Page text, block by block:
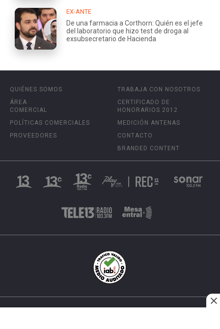
EX-ANTE
De una farmacia a Corthorn: Quién es el jefe
del laboratorio que hizo test de droga al
exsubsecretario de Hacienda
QUIÉNES SOMOS
ÁREA
COMERCIAL
POLÍTICAS COMERCIALES
PROVEEDORES
TRABAJA CON NOSOTROS
CERTIFICADO DE
HONORARIOS 2012
MEDICIÓN ANTENAS
CONTACTO
BRANDED CONTENT